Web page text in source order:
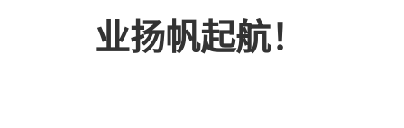
业扬帆起航！